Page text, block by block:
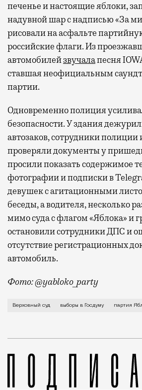
печенье и настоящие яблоки,
надувной шар с надписью «За
рисовали на асфальте
российские флаги. Из
автомобилейзвучалапесня
ставшая неофициальным
партии.
Одновременно полиция
безопасности. У здания
автозаков, сотрудники полиции
проверяли документы у
просили показать содержимое
фотографии и подписки в
девушек с агитационными
беседы, а водителя, несколько
мимо суда с флагом «Яблока» и
остановили сотрудники ДПС и
отсутствие регистрационных
автомобиль.
Фото: @yabloko_party
Таким образом, суд
Верховный суд выборы в Госдуму партия